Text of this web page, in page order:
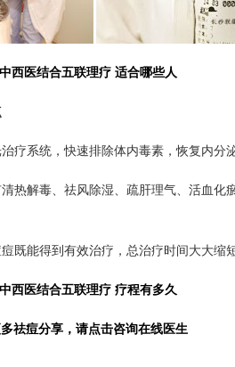
中西医结合五联理疗 适合哪些人
疗系统，快速排除体内毒素，恢复内分
热解毒、祛风除湿、疏肝理气、活血化
既能得到有效治疗，总治疗时间大大缩
中西医结合五联理疗 疗程有多久
祛痘分享，请点击咨询在线医生